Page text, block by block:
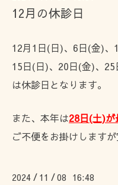
12月の休診日
12月1日(日)、6日(金)、
15日(日)、20日(金)、25
は休診日となります。
また、本年は28日(土)が
ご不便をお掛けします
2024 / 11 /08 16:48